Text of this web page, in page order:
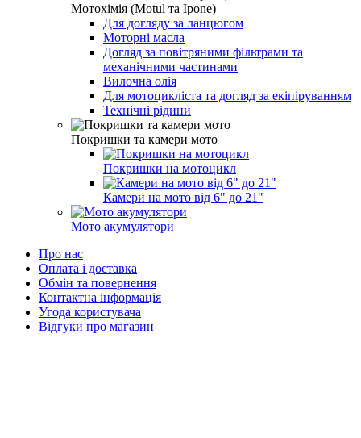
Мотохімія (Motul та Ipone)
Для догляду за ланцюгом
Моторні масла
Догляд за повітряними фільтрами та
механічними частинами
Вилочна олія
Для мотоцикліста та догляд за екіпіруванням
Технічні рідини
Покришки та камери мото
Покришки на мотоцикл
Камери на мото від 6" до 21"
Мото акумулятори
Про нас
Оплата і доставка
Обмін та повернення
Контактна інформація
Угода користувача
Відгуки про магазин